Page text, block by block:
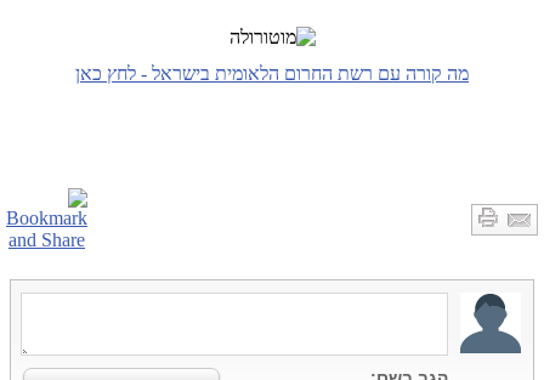
מה קורה עם רשת החרום הלאומית בישראל - לחץ כאן